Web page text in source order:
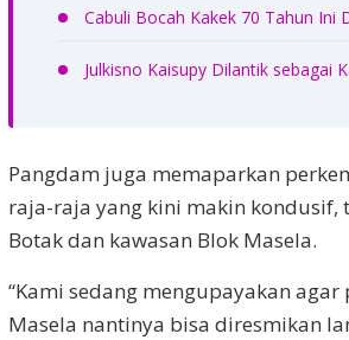
Cabuli Bocah Kakek 70 Tahun Ini
Julkisno Kaisupy Dilantik sebagai
Pangdam juga memaparkan
raja-raja yang kini makin
Botak dan kawasan Blok Masela.
“Kami sedang mengupayakan
Masela nantinya bisa diresmikan